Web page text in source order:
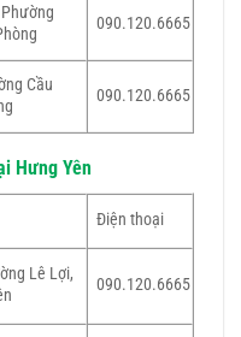
090.120.6665
Cầu
090.120.6665
Hưng Yên
Điện thoại
Lê Lợi,
090.120.6665